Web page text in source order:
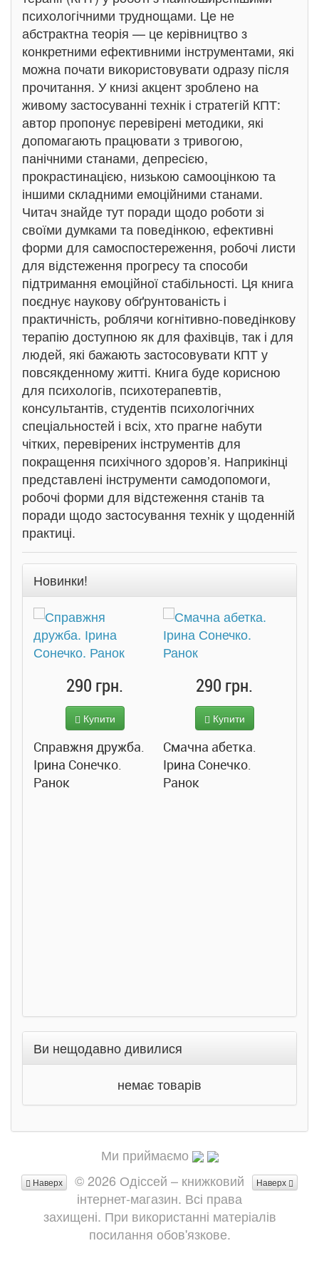
психологічними труднощами. Це не
абстрактна теорія — це керівництво з
конкретними ефективними інструментами, які
можна почати використовувати одразу після
прочитання. У книзі акцент зроблено на
живому застосуванні технік і стратегій КПТ:
автор пропонує перевірені методики, які
допомагають працювати з тривогою,
панічними станами, депресією,
прокрастинацією, низькою самооцінкою та
іншими складними емоційними станами.
Читач знайде тут поради щодо роботи зі
своїми думками та поведінкою, ефективні
форми для самоспостереження, робочі листи
для відстеження прогресу та способи
підтримання емоційної стабільності. Ця книга
поєднує наукову обґрунтованість і
практичність, роблячи когнітивно-поведінкову
терапію доступною як для фахівців, так і для
людей, які бажають застосовувати КПТ у
повсякденному житті. Книга буде корисною
для психологів, психотерапевтів,
консультантів, студентів психологічних
спеціальностей і всіх, хто прагне набути
чітких, перевірених інструментів для
покращення психічного здоров’я. Наприкінці
представлені інструменти самодопомоги,
робочі форми для відстеження станів та
поради щодо застосування технік у щоденній
практиці.
Новинки!
290 грн.
Купити
Справжня дружба.
Ірина Сонечко.
Ранок
290 грн.
Купити
Смачна абетка.
Ірина Сонечко.
Ранок
Ви нещодавно дивилися
немає товарів
Ми приймаємо
Наверх
Наверх
© 2026 Одіссей – книжковий
інтернет-магазин. Всі права
захищені. При використанні матеріалів
посилання обов'язкове.